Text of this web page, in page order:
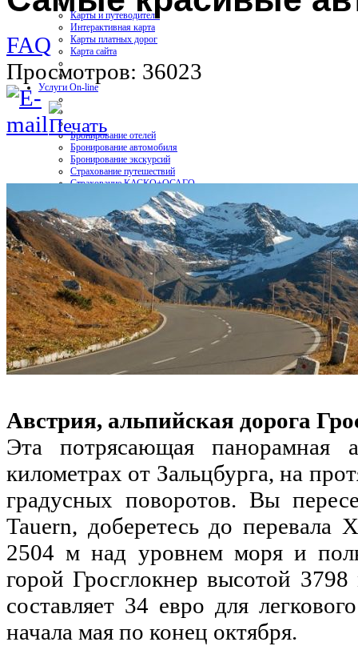
Карты и путеводители
Интерактивная карта
Карты платных дорог
Карта сайта
Услуги On-line
Бронирование отелей
Бронирование автомобиля
Бронирование экскурсий
Страхование путешествий
Страхование КАСКО+ОСАГО
Мобильная связь и интернет
Контакт
Вход
FAQ
Просмотров: 36023
Австрия, альпийская дорога
Эта потрясающая панорамная
километрах от Зальцбурга, на
градусных поворотов. Вы
Tauern, доберетесь до
2504 м над уровнем моря и
горой Гросглокнер высотой
составляет 34 евро для
начала мая по конец октября.